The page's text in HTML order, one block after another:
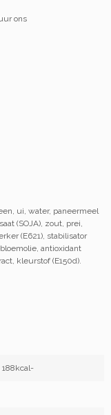
ons
ui, water, paneermeel
(SOJA), zout, prei,
(E621), stabilisator
antioxidant
kleurstof (E150d).
188kcal-